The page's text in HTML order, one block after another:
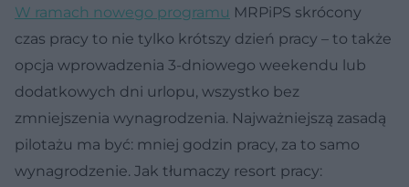
W ramach nowego programu MRPiPS skrócony
czas pracy to nie tylko krótszy dzień pracy – to także
opcja wprowadzenia 3-dniowego weekendu lub
dodatkowych dni urlopu, wszystko bez
zmniejszenia wynagrodzenia. Najważniejszą zasadą
pilotażu ma być: mniej godzin pracy, za to samo
wynagrodzenie. Jak tłumaczy resort pracy: